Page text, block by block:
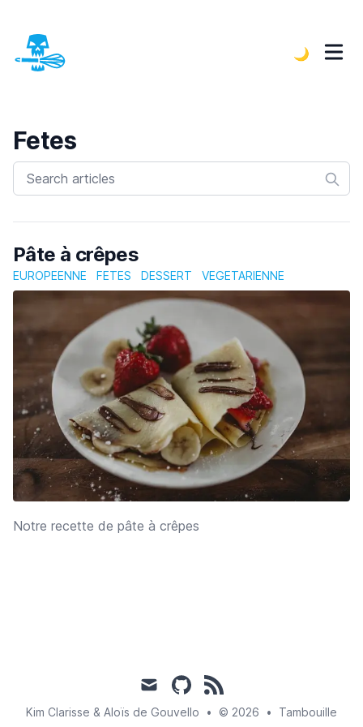
🌙
Fetes
Pâte à crêpes
EUROPEENNE FETES DESSERT VEGETARIENNE
Notre recette de pâte à crêpes
mail githubrss
Kim Clarisse & Aloïs de Gouvello • © 2026 • Tambouille